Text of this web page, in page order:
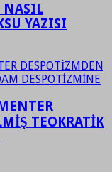
NASIL
YAZISI
TEOKRATİK